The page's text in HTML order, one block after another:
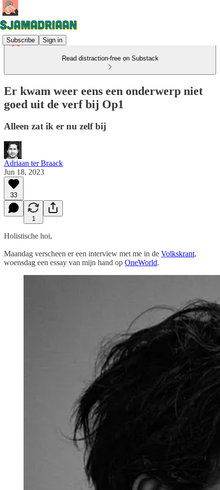
Subscribe Sign in
Read distraction-free on Substack
Er kwam weer eens een onderwerp niet
goed uit de verf bij Op1
Alleen zat ik er nu zelf bij
Adriaan ter Braack
Jun 18, 2023
33
1
Holistische hoi,
Maandag verscheen er een interview met me in de Volkskrant,
woensdag een essay van mijn hand op OneWorld.